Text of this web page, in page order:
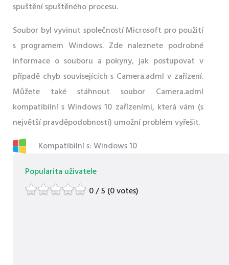
spuštění spuštěného procesu.
Soubor byl vyvinut společností Microsoft pro použití
s ​​programem Windows. Zde naleznete podrobné
informace o souboru a pokyny, jak postupovat v
případě chyb souvisejících s Camera.adml v zařízení.
Můžete také stáhnout soubor Camera.adml
kompatibilní s Windows 10 zařízeními, která vám (s
největší pravděpodobností) umožní problém vyřešit.
Kompatibilní s: Windows 10
Popularita uživatele
0 / 5 (0 votes)